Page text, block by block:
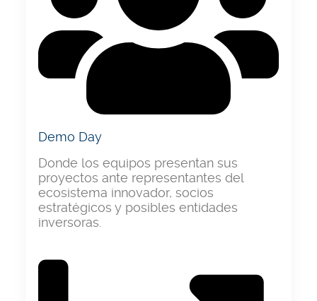
Demo Day
Donde los equipos presentan sus
proyectos ante representantes del
ecosistema innovador, socios
estratégicos y posibles entidades
inversoras.